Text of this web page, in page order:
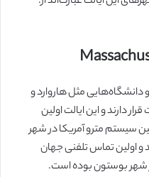
مثل هاروارد و
دارند و این ایالت اولین
سیستم مترو آمریکا در شهر
اولین تماس تلفنی جهان
شهر بوستون بوده است.